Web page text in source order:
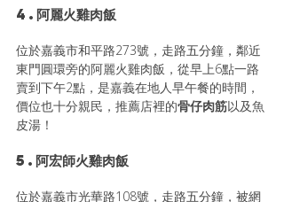
4.阿麗火雞肉飯
位於嘉義市和平路273號，走路五分鐘， 鄰近
東門圓環旁的阿麗火雞肉飯，從早上6點一路
賣到下午2點，是嘉義在地人早午餐的時間，
價位也十分親民，推薦店裡的骨仔肉筋以及魚
皮湯！
5.阿宏師火雞肉飯
位於嘉義市光華路108號，走路五分鐘，被網